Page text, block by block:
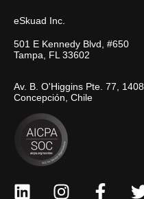
eSkuad Inc.
501 E Kennedy Blvd, #650
Tampa, FL 33602
Av. B. O'Higgins Pte. 77, 1408
Concepción, Chile